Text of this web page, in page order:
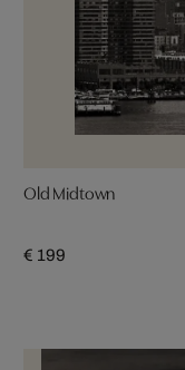
Old Midtown
€ 199